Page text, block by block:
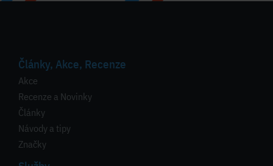
Články, Akce, Recenze
Akce
Recenze a Novinky
Články
Návody a tipy
Značky